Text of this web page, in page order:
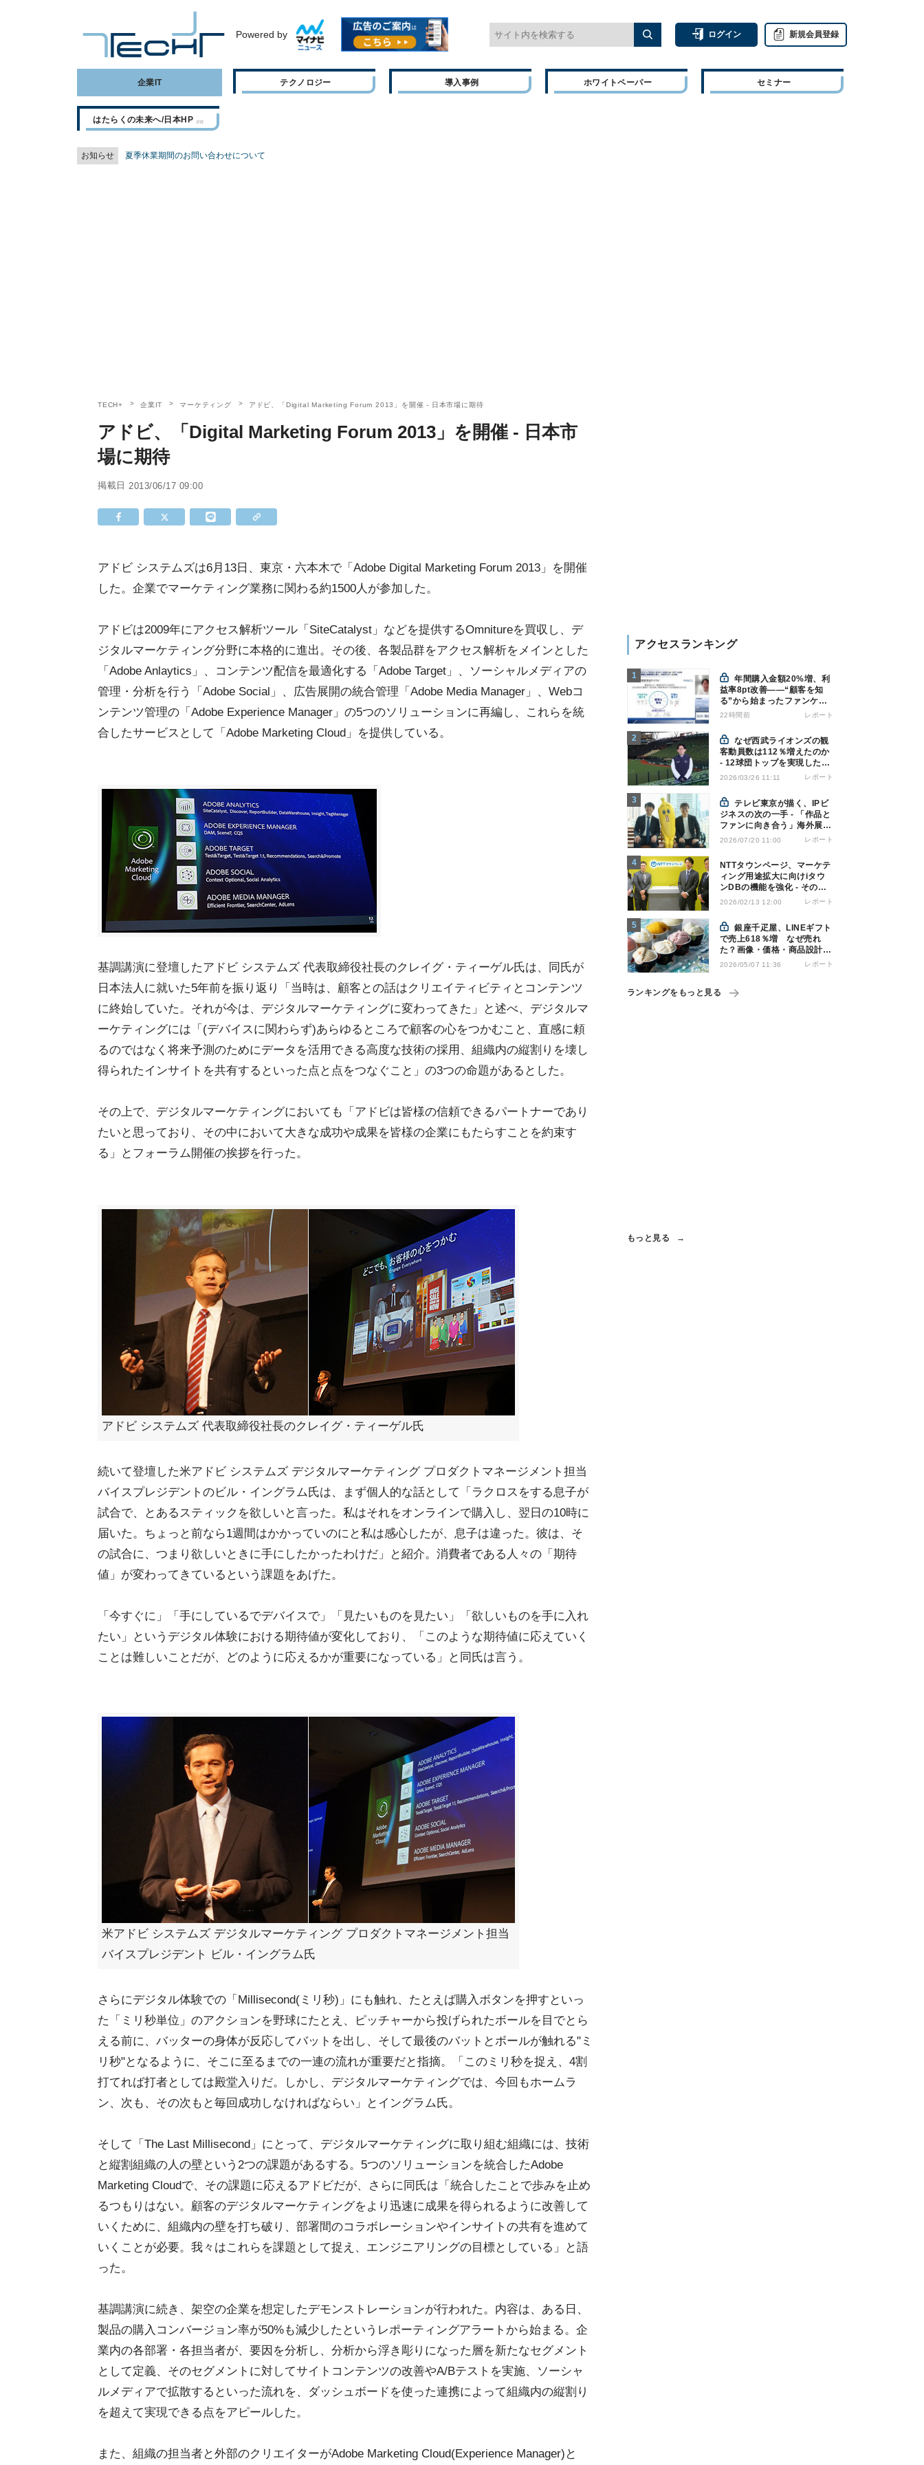
Powered by ログイン 新規会員登録
企業IT テクノロジー 導入事例 ホワイトペーパー セミナー
はたらくの未来へ/日本HP
お知らせ 夏季休業期間のお問い合わせについて
TECH+ 企業IT マーケティング アドビ、「Digital Marketing Forum 2013」を開催 - 日本市場に期待
アドビ、「Digital Marketing Forum 2013」を開催 - 日本市
場に期待
掲載日 2013/06/17 09:00
アドビ システムズは6月13日、東京・六本木で「Adobe Digital Marketing Forum 2013」を開催
した。企業でマーケティング業務に関わる約1500人が参加した。
アドビは2009年にアクセス解析ツール「SiteCatalyst」などを提供するOmnitureを買収し、デ
ジタルマーケティング分野に本格的に進出。その後、各製品群をアクセス解析をメインとした
「Adobe Anlaytics」、コンテンツ配信を最適化する「Adobe Target」、ソーシャルメディアの
管理・分析を行う「Adobe Social」、広告展開の統合管理「Adobe Media Manager」、Webコ
ンテンツ管理の「Adobe Experience Manager」の5つのソリューションに再編し、これらを統
合したサービスとして「Adobe Marketing Cloud」を提供している。
基調講演に登壇したアドビ システムズ 代表取締役社長のクレイグ・ティーゲル氏は、同氏が
日本法人に就いた5年前を振り返り「当時は、顧客との話はクリエイティビティとコンテンツ
に終始していた。それが今は、デジタルマーケティングに変わってきた」と述べ、デジタルマ
ーケティングには「(デバイスに関わらず)あらゆるところで顧客の心をつかむこと、直感に頼
るのではなく将来予測のためにデータを活用できる高度な技術の採用、組織内の縦割りを壊し
得られたインサイトを共有するといった点と点をつなぐこと」の3つの命題があるとした。
その上で、デジタルマーケティングにおいても「アドビは皆様の信頼できるパートナーであり
たいと思っており、その中において大きな成功や成果を皆様の企業にもたらすことを約束す
る」とフォーラム開催の挨拶を行った。
アドビ システムズ 代表取締役社長のクレイグ・ティーゲル氏
続いて登壇した米アドビ システムズ デジタルマーケティング プロダクトマネージメント担当
バイスプレジデントのビル・イングラム氏は、まず個人的な話として「ラクロスをする息子が
試合で、とあるスティックを欲しいと言った。私はそれをオンラインで購入し、翌日の10時に
届いた。ちょっと前なら1週間はかかっていのにと私は感心したが、息子は違った。彼は、そ
の試合に、つまり欲しいときに手にしたかったわけだ」と紹介。消費者である人々の「期待
値」が変わってきているという課題をあげた。
「今すぐに」「手にしているでデバイスで」「見たいものを見たい」「欲しいものを手に入れ
たい」というデジタル体験における期待値が変化しており、「このような期待値に応えていく
ことは難しいことだが、どのように応えるかが重要になっている」と同氏は言う。
米アドビ システムズ デジタルマーケティング プロダクトマネージメント担当
バイスプレジデント ビル・イングラム氏
さらにデジタル体験での「Millisecond(ミリ秒)」にも触れ、たとえば購入ボタンを押すといっ
た「ミリ秒単位」のアクションを野球にたとえ、ピッチャーから投げられたボールを目でとら
える前に、バッターの身体が反応してバットを出し、そして最後のバットとボールが触れる"ミ
リ秒"となるように、そこに至るまでの一連の流れが重要だと指摘。「このミリ秒を捉え、4割
打てれば打者としては殿堂入りだ。しかし、デジタルマーケティングでは、今回もホームラ
ン、次も、その次もと毎回成功しなければならい」とイングラム氏。
そして「The Last Millisecond」にとって、デジタルマーケティングに取り組む組織には、技術
と縦割組織の人の壁という2つの課題があるする。5つのソリューションを統合したAdobe
Marketing Cloudで、その課題に応えるアドビだが、さらに同氏は「統合したことで歩みを止め
るつもりはない。顧客のデジタルマーケティングをより迅速に成果を得られるように改善して
いくために、組織内の壁を打ち破り、部署間のコラボレーションやインサイトの共有を進めて
いくことが必要。我々はこれらを課題として捉え、エンジニアリングの目標としている」と語
った。
基調講演に続き、架空の企業を想定したデモンストレーションが行われた。内容は、ある日、
製品の購入コンバージョン率が50%も減少したというレポーティングアラートから始まる。企
業内の各部署・各担当者が、要因を分析し、分析から浮き彫りになった層を新たなセグメント
として定義、そのセグメントに対してサイトコンテンツの改善やA/Bテストを実施、ソーシャ
ルメディアで拡散するといった流れを、ダッシュボードを使った連携によって組織内の縦割り
を超えて実現できる点をアピールした。
また、組織の担当者と外部のクリエイターがAdobe Marketing Cloud(Experience Manager)と
アクセスランキング
年間購入金額20%増、利
益率8pt改善——“顧客を知
る”から始まったファンケル
の通販変革と、次に見据える
22時間前 レポート
なぜ西武ライオンズの観
客動員数は112％増えたのか
- 12球団トップを実現した戦
略の全貌
2026/03/26 11:11 レポート
テレビ東京が描く、IPビ
ジネスの次の一手 - 「作品と
ファンに向き合う」海外展開
とは
2026/07/20 11:00 レポート
NTTタウンページ、マーケテ
ィング用途拡大に向けiタウ
ンDBの機能を強化 - その狙
いとは
2026/02/13 12:00 レポート
銀座千疋屋、LINEギフト
で売上618％増 なぜ売れ
た？画像・価格・商品設計を
解説
2026/05/07 11:36 レポート
ランキングをもっと見る
もっと見る